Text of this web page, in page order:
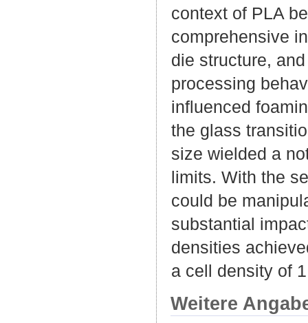
context of PLA
comprehensive
die structure,
processing
influenced
the glass
size wielded a
limits. With the
could be
substantial
densities
a cell density of
Weitere